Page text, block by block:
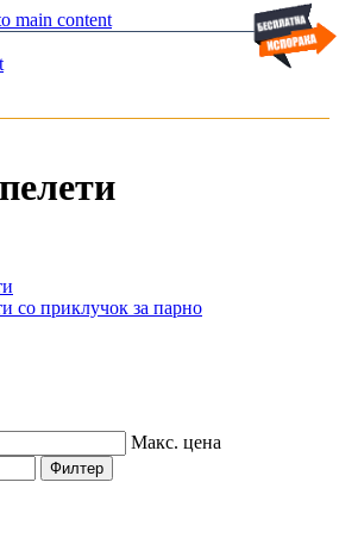
main content
со приклучок за парно
Макс. цена
Филтер